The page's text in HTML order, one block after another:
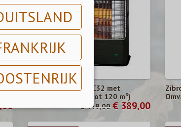
Zibro Kouskachel RC32 met
Omvalbeveiliging (tot 120 m³)
€ 449,00 € 389,00